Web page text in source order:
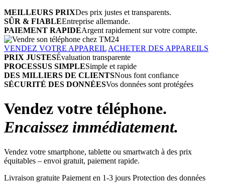
MEILLEURS PRIXDes prix justes et transparents.
SÛR & FIABLEEntreprise allemande.
PAIEMENT RAPIDEArgent rapidement sur votre compte.
VENDEZ VOTRE APPAREIL ACHETER DES APPAREILS
PRIX JUSTESÉvaluation transparente
PROCESSUS SIMPLESimple et rapide
DES MILLIERS DE CLIENTSNous font confiance
SÉCURITÉ DES DONNÉESVos données sont protégées
Vendez votre téléphone.
Encaissez immédiatement.
Vendez votre smartphone, tablette ou smartwatch à des prix
équitables – envoi gratuit, paiement rapide.
Livraison gratuite Paiement en 1-3 jours Protection des données